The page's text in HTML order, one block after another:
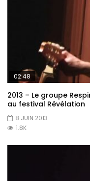
02:48
2013 – Le groupe
au festival Révélation
8 JUIN 2013
1.8K